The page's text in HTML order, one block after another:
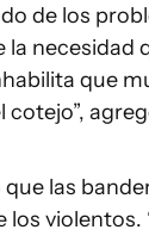
de los
la necesidad
que
cotejo”,
las
violentos.